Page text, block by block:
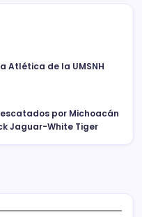
Atlética de la UMSNH
por Michoacán
Jaguar-White Tiger